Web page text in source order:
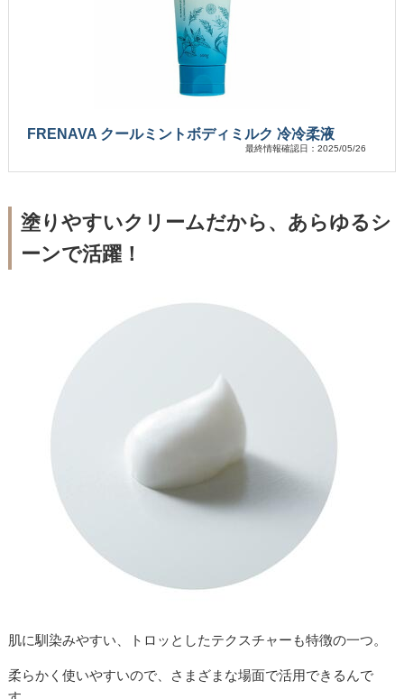
FRENAVA クールミントボディミルク 冷冷柔液
最終情報確認日：2025/05/26
塗りやすいクリームだから、あらゆるシ
ーンで活躍！
肌に馴染みやすい、トロッとしたテクスチャーも特徴の一つ。
柔らかく使いやすいので、さまざまな場面で活用できるんで